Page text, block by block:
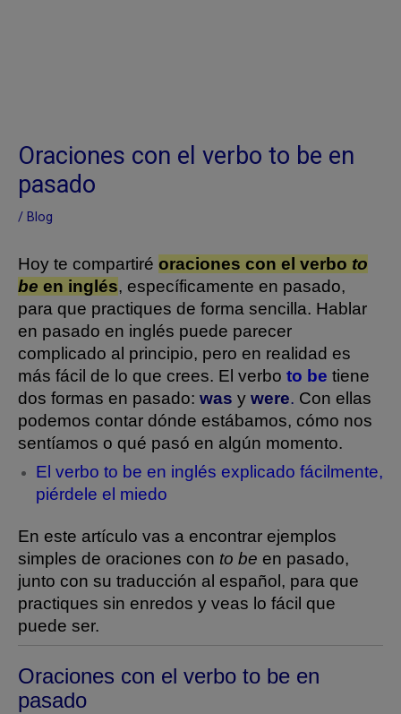
Oraciones con el verbo to be en
pasado
/ Blog
Hoy te compartiré oraciones con el verbo to
be en inglés, específicamente en pasado,
para que practiques de forma sencilla. Hablar
en pasado en inglés puede parecer
complicado al principio, pero en realidad es
más fácil de lo que crees. El verbo to be tiene
dos formas en pasado: was y were. Con ellas
podemos contar dónde estábamos, cómo nos
sentíamos o qué pasó en algún momento.
El verbo to be en inglés explicado fácilmente,
piérdele el miedo
En este artículo vas a encontrar ejemplos
simples de oraciones con to be en pasado,
junto con su traducción al español, para que
practiques sin enredos y veas lo fácil que
puede ser.
Oraciones con el verbo to be en
pasado